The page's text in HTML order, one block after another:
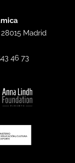
28015 Madrid
46 73